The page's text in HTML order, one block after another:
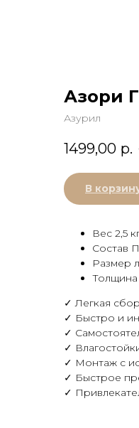
Азори
Азурил
1499,00 р.
В
Вес 2,5
Состав
Размер
Толщина
✓ Легкая
✓ Быстро и
✓
✓
✓ Монтаж с
✓ Быстрое
✓